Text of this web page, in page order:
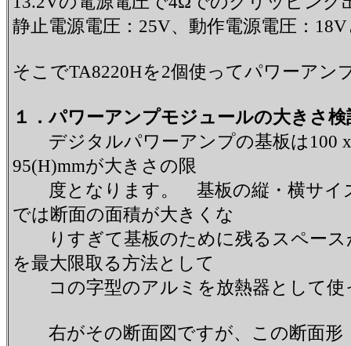
静止電源電圧：25V、動作電源電圧：
そこでTA8220Hを2個使ってパワーア
１．パワーアンプモジュールの大きさ検
デジタルパワーアンプの基板は100 x
95(H)mmが大きさの限
度となります。 基板の縦・横サイズ
では断面の面積が大きくな
りすぎて基板のために残るスペース
を最大限取る方法として
コの字型のアルミを放熱器として使
右がその断面図ですが、この断面形